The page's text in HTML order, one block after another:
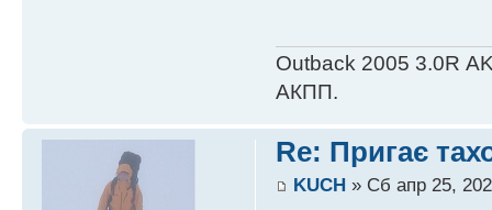
Outback 2005 3.0R
АКПП.
Re: Пригає
KUCH» Сб апр 25,